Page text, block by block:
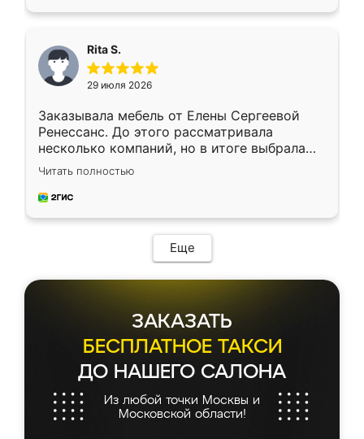
Rita S.
29 июля 2026
Заказывала мебель от Елены Сергеевой
Ренессанс. До этого рассматривала
несколько компаний, но в итоге выбрала
эту. Сначала обговорили условия, потом
приехал замерщик, всё спокойно объяснил
и снял размеры. Изготовили в срок, с
мебель сразу встала на свое место без
каких-либо доработок. Качеством осталась
довольна, все выглядит так, как и ожидала.
Читать полностью
Еще
ЗАКАЗАТЬ
БЕСПЛАТНОЕ ТАКСИ
ДО НАШЕГО САЛОНА
Из любой точки Москвы и
Московской области!